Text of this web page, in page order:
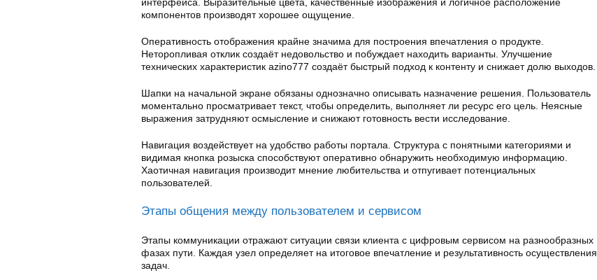
компонентов производят хорошее ощущение.
Оперативность отображения крайне значима для построения впечатления о продукте.
Неторопливая отклик создаёт недовольство и побуждает находить варианты. Улучшение
технических характеристик azino777 создаёт быстрый подход к контенту и снижает долю выходов.
Шапки на начальной экране обязаны однозначно описывать назначение решения. Пользователь
моментально просматривает текст, чтобы определить, выполняет ли ресурс его цель. Неясные
выражения затрудняют осмысление и снижают готовность вести исследование.
Навигация воздействует на удобство работы портала. Структура с понятными категориями и
видимая кнопка розыска способствуют оперативно обнаружить необходимую информацию.
Хаотичная навигация производит мнение любительства и отпугивает потенциальных
пользователей.
Этапы общения между пользователем и сервисом
Этапы коммуникации отражают ситуации связи клиента с цифровым сервисом на разнообразных
фазах пути. Каждая узел определяет на итоговое впечатление и результативность осуществления
задач.